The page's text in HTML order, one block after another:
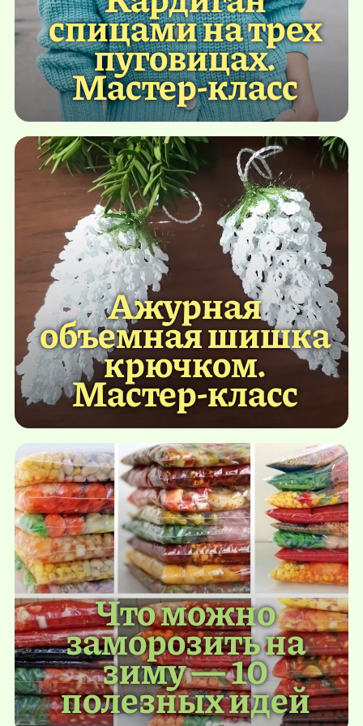
спицами на трех
пуговицах.
Мастер-класс
Ажурная
объемная шишка
крючком.
Мастер-класс
Что можно
заморозить на
зиму — 10
полезных идей